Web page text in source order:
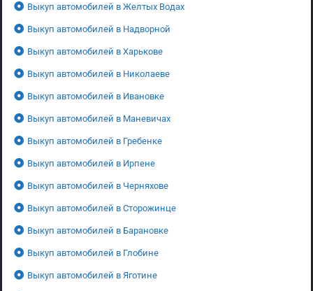
Выкуп автомобилей в Желтых Водах
Выкуп автомобилей в Надворной
Выкуп автомобилей в Харькове
Выкуп автомобилей в Николаеве
Выкуп автомобилей в Ивановке
Выкуп автомобилей в Маневичах
Выкуп автомобилей в Гребенке
Выкуп автомобилей в Ирпене
Выкуп автомобилей в Черняхове
Выкуп автомобилей в Сторожинце
Выкуп автомобилей в Барановке
Выкуп автомобилей в Глобине
Выкуп автомобилей в Яготине